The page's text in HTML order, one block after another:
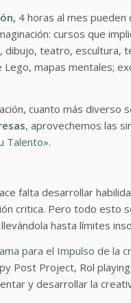
4 horas al mes pueden
cursos que
dibujo, teatro, escultura,
mapas mentales;
cuanto más diverso
, aprovechemos las
Talento».
falta desarrollar
critica. Pero todo esto
hasta límites
para el Impulso de la
Post Project, Rol
y desarrollar la